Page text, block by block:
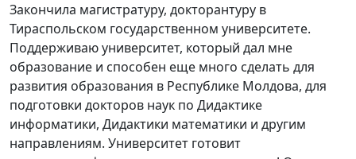
Закончила магистратуру, докторантуру в
Тираспольском государственном университете.
Поддерживаю университет, который дал мне
образование и способен еще много сделать для
развития образования в Республике Молдова, для
подготовки докторов наук по Дидактике
информатики, Дидактики математики и другим
направлениям. Университет готовит